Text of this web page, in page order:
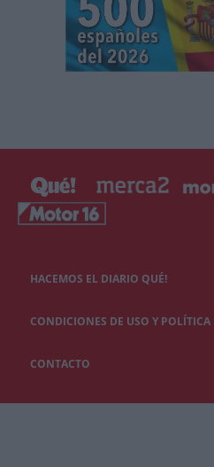
HACEMOS EL DIARIO QUÉ!
CONDICIONES DE USO Y
CONTACTO